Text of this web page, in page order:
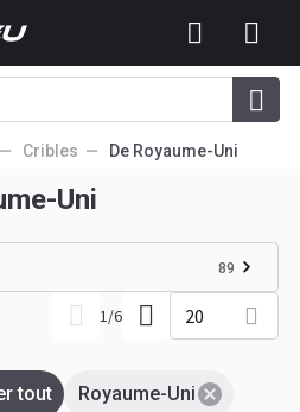
Cribles De Royaume-Uni
Uni
89
1/6 20
Royaume-Uni
tout